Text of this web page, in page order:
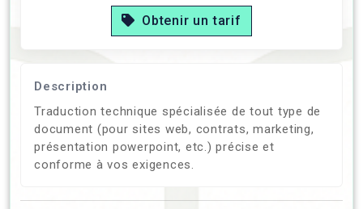
Obtenir un tarif
Description
Traduction technique spécialisée de tout type de
document (pour sites web, contrats, marketing,
présentation powerpoint, etc.) précise et
conforme à vos exigences.